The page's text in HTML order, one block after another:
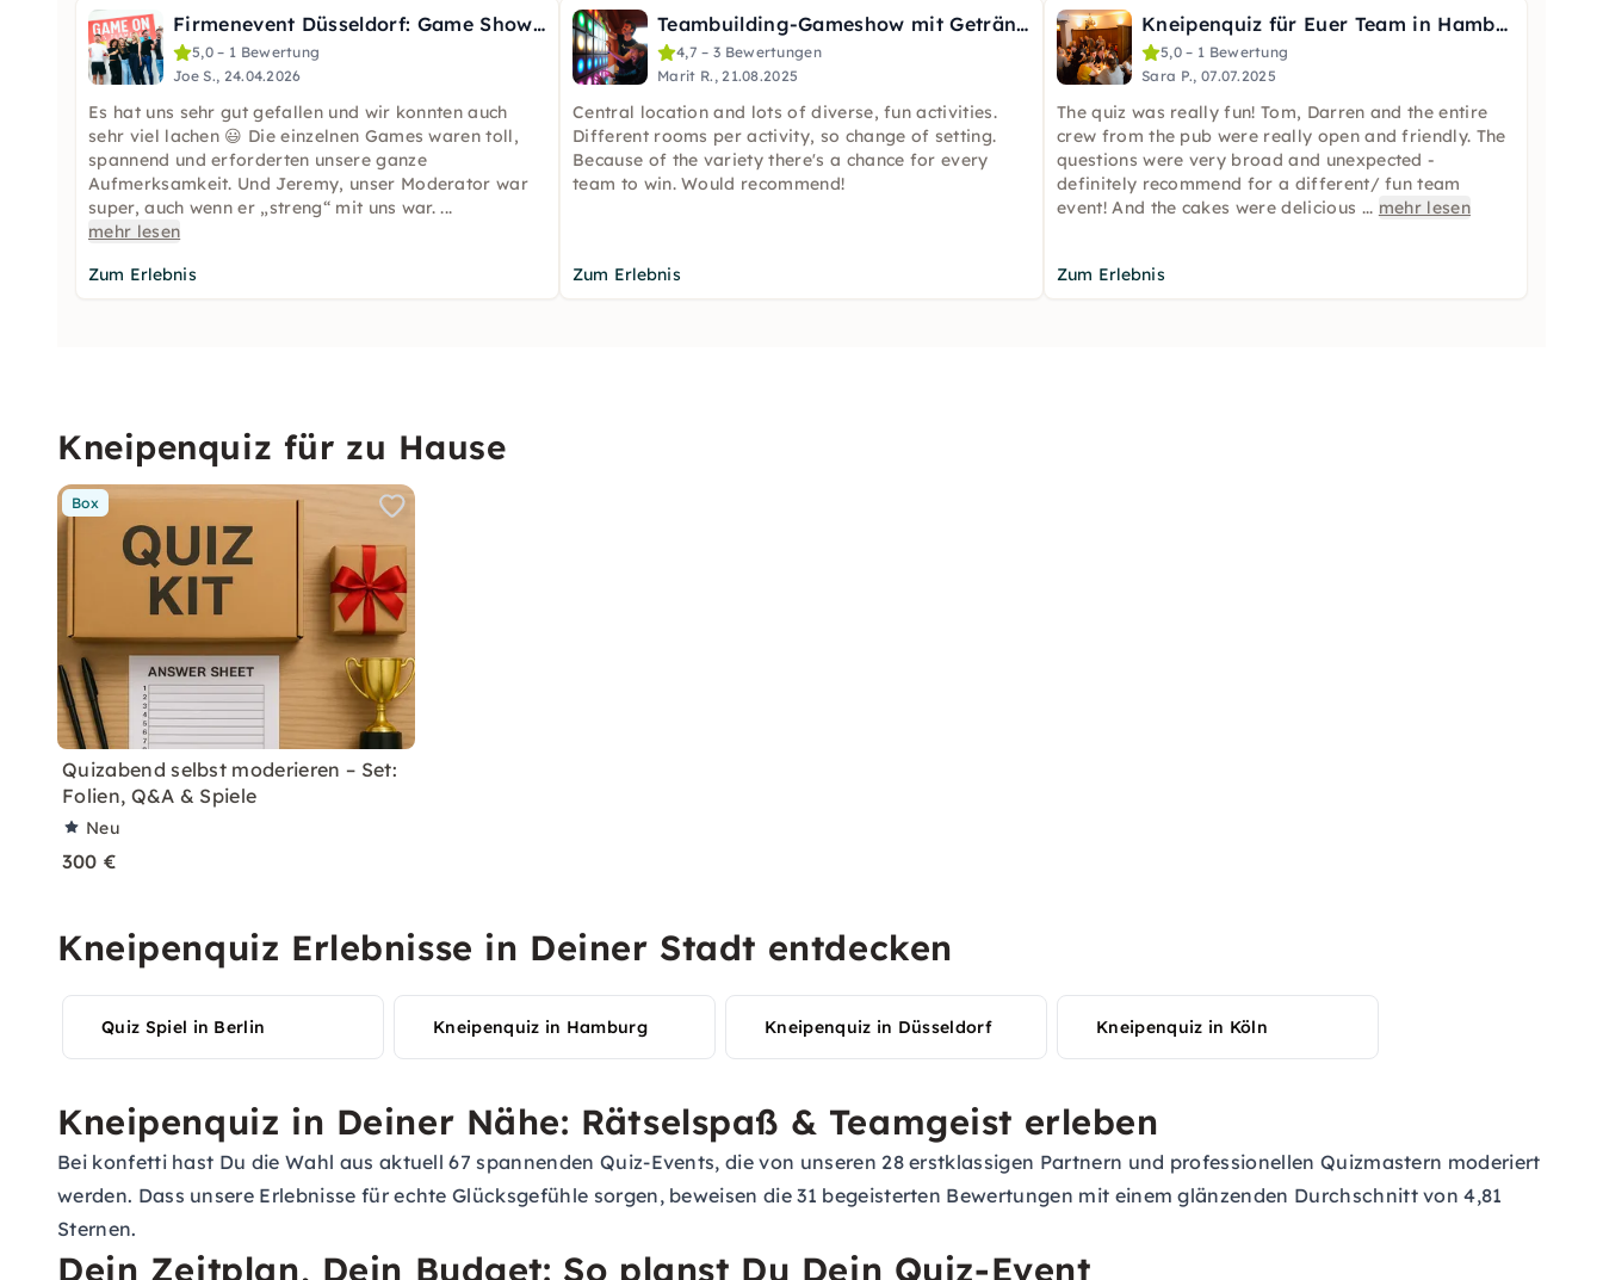
Firmenevent Düsseldorf: Game Show - Duelliert Euch im Team
5,0 – 1 Bewertung
Joe S., 24.04.2026
Es hat uns sehr gut gefallen und wir konnten auch
sehr viel lachen 😃 Die einzelnen Games waren toll,
spannend und erforderten unsere ganze
Aufmerksamkeit. Und Jeremy, unser Moderator war
super, auch wenn er „streng“ mit uns war....
mehr lesen
Zum Erlebnis
Teambuilding-Gameshow mit Getränkeflat in Berlin-Kreuzberg
4,7 – 3 Bewertungen
Marit R., 21.08.2025
Central location and lots of diverse, fun activities.
Different rooms per activity, so change of setting.
Because of the variety there's a chance for every
team to win. Would recommend!
Zum Erlebnis
Kneipenquiz für Euer Team in Hamburg: Spaß & Teamgeist
5,0 – 1 Bewertung
Sara P., 07.07.2025
The quiz was really fun! Tom, Darren and the entire
crew from the pub were really open and friendly. The
questions were very broad and unexpected -
definitely recommend for a different/ fun team
event! And the cakes were delicious ... mehr lesen
Zum Erlebnis
Kneipenquiz für zu Hause
Box
Quizabend selbst moderieren – Set:
Folien, Q&A & Spiele
Neu
300 €
Kneipenquiz Erlebnisse in Deiner Stadt entdecken
Quiz Spiel in Berlin Kneipenquiz in Hamburg Kneipenquiz in Düsseldorf Kneipenquiz in Köln
Kneipenquiz in Deiner Nähe: Rätselspaß & Teamgeist erleben
Bei konfetti hast Du die Wahl aus aktuell 67 spannenden Quiz-Events, die von unseren 28 erstklassigen Partnern und professionellen Quizmastern moderiert
werden. Dass unsere Erlebnisse für echte Glücksgefühle sorgen, beweisen die 31 begeisterten Bewertungen mit einem glänzenden Durchschnitt von 4,81
Sternen.
Dein Zeitplan, Dein Budget: So planst Du Dein Quiz-Event